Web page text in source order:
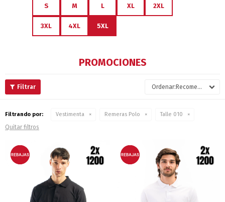
S M L XL 2XL
3XL 4XL 5XL
PROMOCIONES
Recomendados
Filtrando por: Vestimenta Remeras Polo Talle 010
Quitar filtros